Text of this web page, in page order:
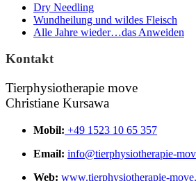
Dry Needling
Wundheilung und wildes Fleisch
Alle Jahre wieder…das Anweiden
Kontakt
Tierphysiotherapie move
Christiane Kursawa
Mobil: +49 1523 10 65 357
Email: info@tierphysiotherapie-
Web: www.tierphysiotherapie-